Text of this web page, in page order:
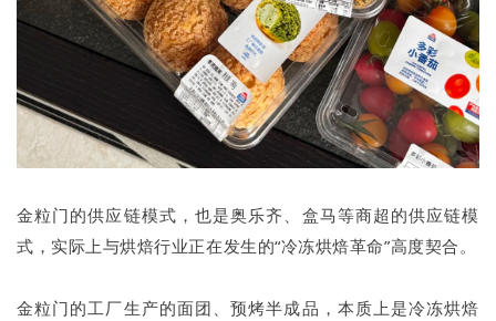
金粒门的供应链模式，也是奥乐齐、盒马等商超的供应链模
式，实际上与烘焙行业正在发生的“冷冻烘焙革命”高度契合。
金粒门的工厂生产的面团、预烤半成品，本质上是冷冻烘焙